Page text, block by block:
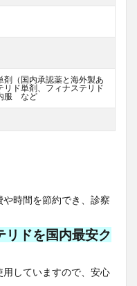
剤（国内承認薬と海外製あ
リド単剤、フィナステリド
服 など
時間を節約でき、診察
リドを国内最安ク
していますので、安心